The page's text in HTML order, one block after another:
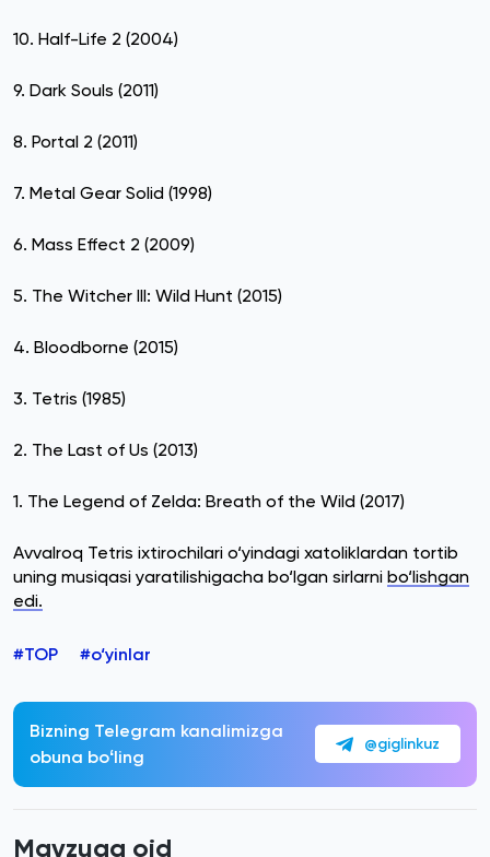
10. Half-Life 2 (2004)
9. Dark Souls (2011)
8. Portal 2 (2011)
7. Metal Gear Solid (1998)
6. Mass Effect 2 (2009)
5. The Witcher III: Wild Hunt (2015)
4. Bloodborne (2015)
3. Tetris (1985)
2. The Last of Us (2013)
1. The Legend of Zelda: Breath of the Wild (2017)
Avvalroq Tetris ixtirochilari o‘yindagi xatoliklardan tortib
uning musiqasi yaratilishigacha bo‘lgan sirlarni bo‘lishgan
edi.
#TOP #o‘yinlar
Bizning Telegram kanalimizga
obuna boʻling
@giglinkuz
Mavzuga oid